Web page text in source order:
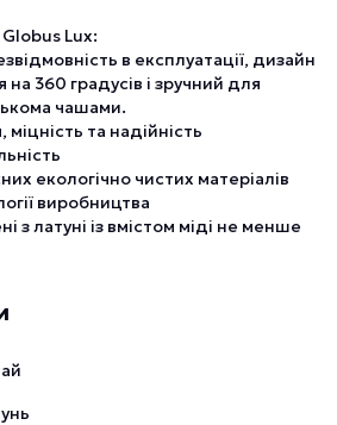
Lux:
в експлуатації, дизайн
360 градусів і зручний для
чашами.
та надійність
екологічно чистих матеріалів
виробництва
з латуні із вмістом міді не менше